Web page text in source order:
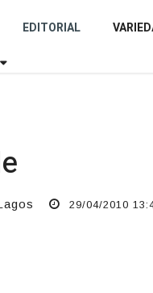
EDITORIAL
29/04/2010